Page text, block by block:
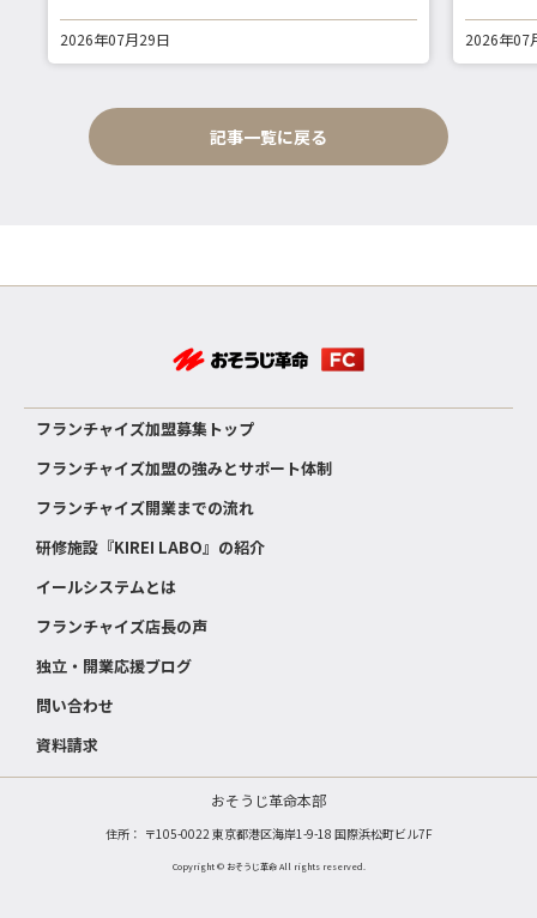
2026年07月29日 2026年07
記事一覧に戻る
フランチャイズ加盟募集トップ
フランチャイズ加盟の強みとサポート体制
フランチャイズ開業までの流れ
研修施設『KIREI LABO』の紹介
イールシステムとは
フランチャイズ店長の声
独立・開業応援ブログ
問い合わせ
資料請求
おそうじ革命本部
住所： 〒105-0022 東京都港区海岸1-9-18 国際浜松町ビル7F
Copyright © おそうじ革命 All rights reserved.